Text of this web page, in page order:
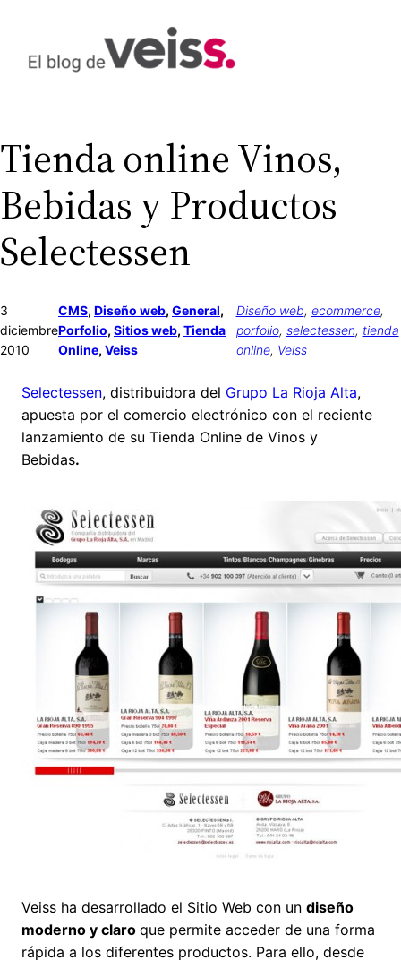
contenido
Tienda online Vinos,
Bebidas y Productos
Selectessen
3
diciembre
2010
CMS, Diseño web, General
Porfolio, Sitios web, Tienda
Online, Veiss
Diseño web, ecommerce
porfolio, selectessen, tienda
online, Veiss
Selectessen, distribuidora del Grupo La Rioja Alta,
apuesta por el comercio electrónico con el reciente
lanzamiento de su Tienda Online de Vinos y
Bebidas.
Veiss ha desarrollado el Sitio Web con un diseño
moderno y claro que permite acceder de una forma
rápida a los diferentes productos. Para ello, desde